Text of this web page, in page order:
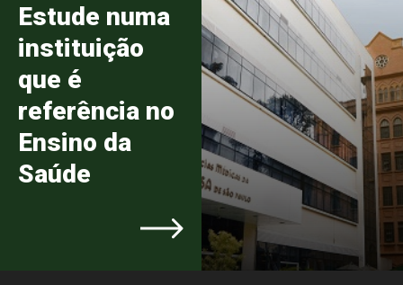
Estude numa
instituição
que é
referência no
Ensino da
Saúde